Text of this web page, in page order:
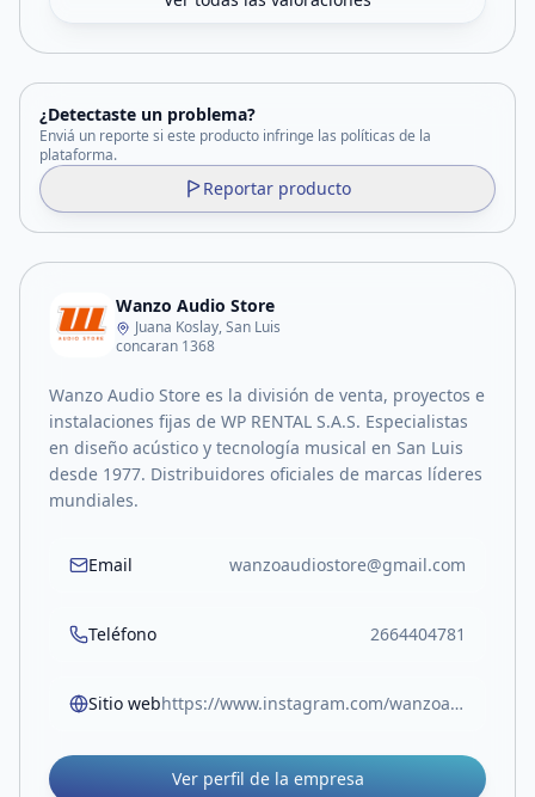
¿Detectaste un problema?
Enviá un reporte si este producto infringe las políticas de la
plataforma.
Reportar producto
Wanzo Audio Store
Juana Koslay, San Luis
concaran 1368
Wanzo Audio Store es la división de venta, proyectos e
instalaciones fijas de WP RENTAL S.A.S. Especialistas
en diseño acústico y tecnología musical en San Luis
desde 1977. Distribuidores oficiales de marcas líderes
mundiales.
Email wanzoaudiostore@gmail.com
Teléfono 2664404781
Sitio web https://www.instagram.com/wanzoaudiostore/
Ver perfil de la empresa